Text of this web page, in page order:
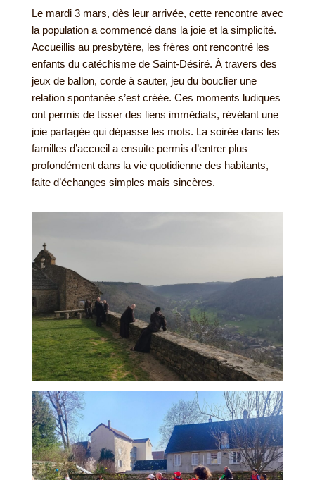
Le mardi 3 mars, dès leur arrivée, cette rencontre avec
la population a commencé dans la joie et la simplicité.
Accueillis au presbytère, les frères ont rencontré les
enfants du catéchisme de Saint-Désiré. À travers des
jeux de ballon, corde à sauter, jeu du bouclier une
relation spontanée s’est créée. Ces moments ludiques
ont permis de tisser des liens immédiats, révélant une
joie partagée qui dépasse les mots. La soirée dans les
familles d’accueil a ensuite permis d’entrer plus
profondément dans la vie quotidienne des habitants,
faite d’échanges simples mais sincères.